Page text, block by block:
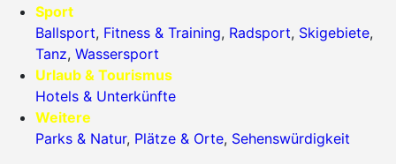
Sport
Ballsport, Fitness & Training, Radsport, Skigebiete,
Tanz, Wassersport
Urlaub & Tourismus
Hotels & Unterkünfte
Weitere
Parks & Natur, Plätze & Orte, Sehenswürdigkeit